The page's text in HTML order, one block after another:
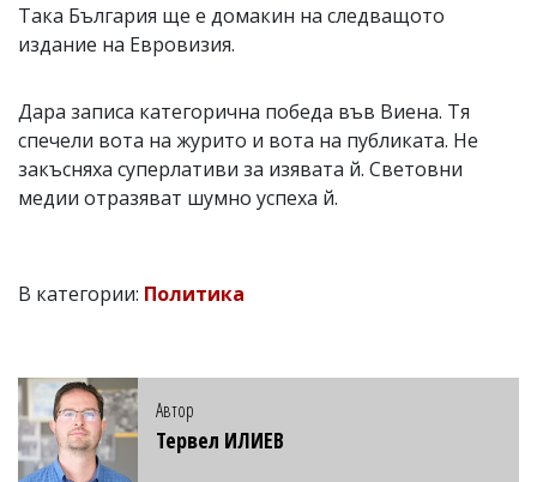
Така България ще е домакин на следващото
издание на Евровизия.
Дара записа категорична победа във Виена. Тя
спечели вота на журито и вота на публиката. Не
закъсняха суперлативи за изявата й. Световни
медии отразяват шумно успеха й.
В категории: Политика
Автор
Тервел ИЛИЕВ